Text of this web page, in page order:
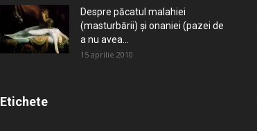
Despre păcatul malahiei
(masturbării) şi onaniei (pazei de
a nu avea...
15 aprilie 2010
Etichete